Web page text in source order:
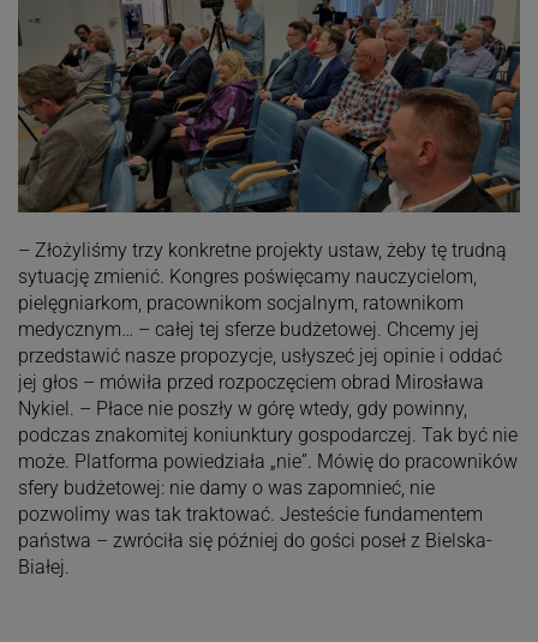
– Złożyliśmy trzy konkretne projekty ustaw, żeby tę trudną
sytuację zmienić. Kongres poświęcamy nauczycielom,
pielęgniarkom, pracownikom socjalnym, ratownikom
medycznym… – całej tej sferze budżetowej. Chcemy jej
przedstawić nasze propozycje, usłyszeć jej opinie i oddać
jej głos – mówiła przed rozpoczęciem obrad Mirosława
Nykiel. – Płace nie poszły w górę wtedy, gdy powinny,
podczas znakomitej koniunktury gospodarczej. Tak być nie
może. Platforma powiedziała „nie”. Mówię do pracowników
sfery budżetowej: nie damy o was zapomnieć, nie
pozwolimy was tak traktować. Jesteście fundamentem
państwa – zwróciła się później do gości poseł z Bielska-
Białej.